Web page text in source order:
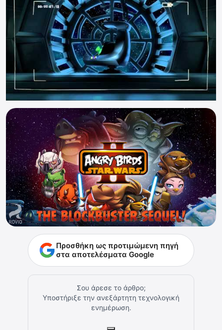
Προσθήκη ως προτιμώμενη πηγή
στα αποτελέσματα Google
Σου άρεσε το άρθρο;
Υποστήριξε την ανεξάρτητη τεχνολογική
ενημέρωση.